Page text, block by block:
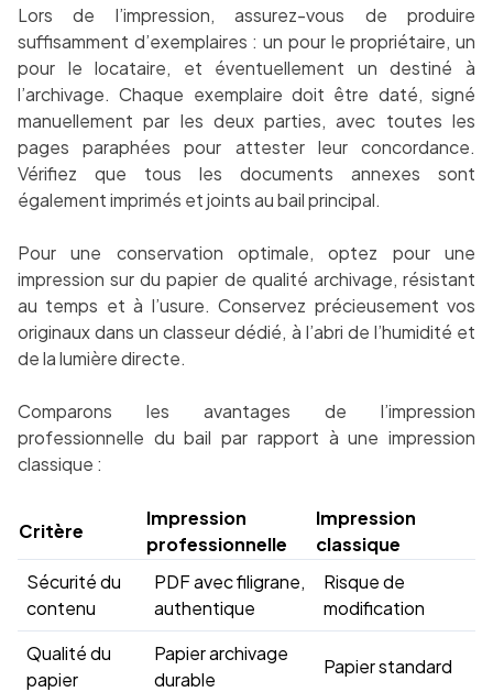
Lors de l’impression, assurez-vous de produire
suffisamment d’exemplaires : un pour le propriétaire, un
pour le locataire, et éventuellement un destiné à
l’archivage. Chaque exemplaire doit être daté, signé
manuellement par les deux parties, avec toutes les
pages paraphées pour attester leur concordance.
Vérifiez que tous les documents annexes sont
également imprimés et joints au bail principal.
Pour une conservation optimale, optez pour une
impression sur du papier de qualité archivage, résistant
au temps et à l’usure. Conservez précieusement vos
originaux dans un classeur dédié, à l’abri de l’humidité et
de la lumière directe.
Comparons les avantages de l’impression
professionnelle du bail par rapport à une impression
classique :
Critère
Impression
professionnelle
Impression
classique
Sécurité du
contenu
PDF avec filigrane,
authentique
Risque de
modification
Qualité du
papier
Papier archivage
durable
Papier standard